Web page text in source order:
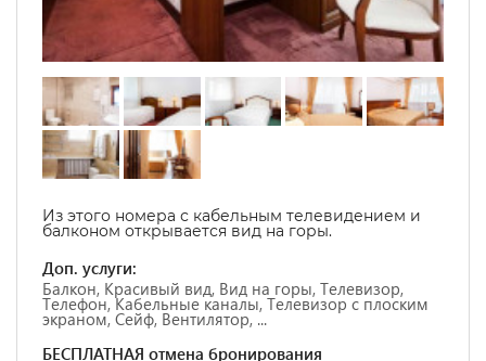
Из этого номера с кабельным телевидением и
балконом открывается вид на горы.
Доп. услуги:
Балкон, Красивый вид, Вид на горы, Телевизор,
Телефон, Кабельные каналы, Телевизор с плоским
экраном, Сейф, Вентилятор, ...
БЕСПЛАТНАЯ отмена бронирования